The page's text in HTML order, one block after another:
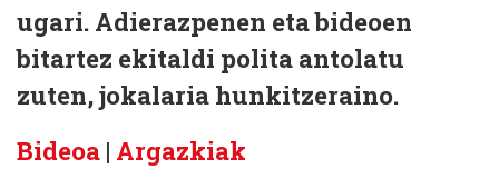
ugari. Adierazpenen eta bideoen
bitartez ekitaldi polita antolatu
zuten, jokalaria hunkitzeraino.
Bideoa | Argazkiak